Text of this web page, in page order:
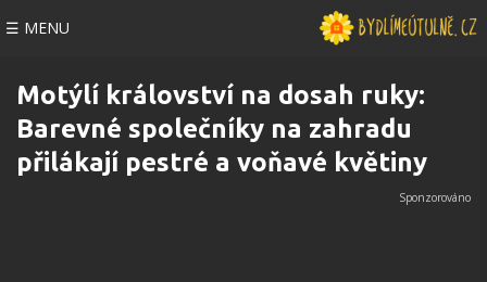
☰ MENU
Motýlí království na dosah ruky:
Barevné společníky na zahradu
přilákají pestré a voňavé květiny